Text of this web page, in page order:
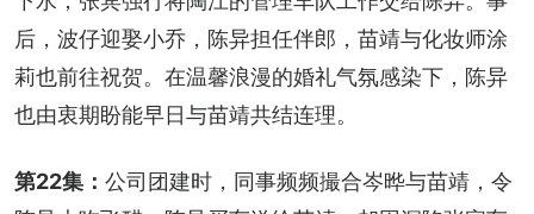
后，波仔迎娶小乔，陈异担任伴郎，苗靖与化妆师涂
莉也前往祝贺。在温馨浪漫的婚礼气氛感染下，陈异
也由衷期盼能早日与苗靖共结连理。
第22集： 公司团建时，同事频频撮合岑晔与苗靖，令